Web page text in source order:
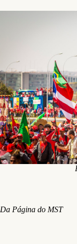
Da Página do MST